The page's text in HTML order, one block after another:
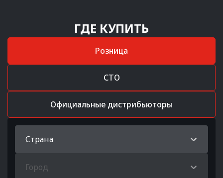
ГДЕ КУПИТЬ
Розница
СТО
Официальные дистрибьюторы
Страна
Город